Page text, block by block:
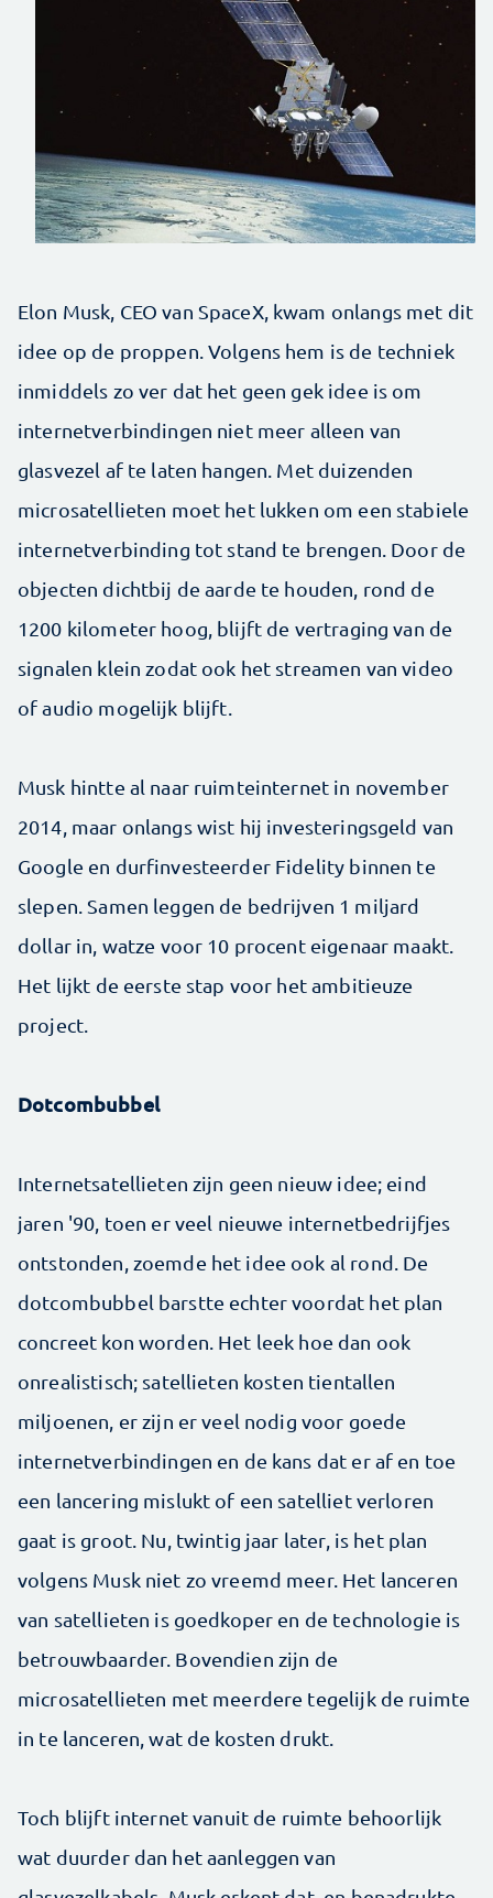
Elon Musk, CEO van SpaceX, kwam onlangs met dit
idee op de proppen. Volgens hem is de techniek
inmiddels zo ver dat het geen gek idee is om
internetverbindingen niet meer alleen van
glasvezel af te laten hangen. Met duizenden
microsatellieten moet het lukken om een stabiele
internetverbinding tot stand te brengen. Door de
objecten dichtbij de aarde te houden, rond de
1200 kilometer hoog, blijft de vertraging van de
signalen klein zodat ook het streamen van video
of audio mogelijk blijft.
Musk hintte al naar ruimteinternet in november
2014, maar onlangs wist hij investeringsgeld van
Google en durfinvesteerder Fidelity binnen te
slepen. Samen leggen de bedrijven 1 miljard
dollar in, watze voor 10 procent eigenaar maakt.
Het lijkt de eerste stap voor het ambitieuze
project.
Dotcombubbel
Internetsatellieten zijn geen nieuw idee; eind
jaren '90, toen er veel nieuwe internetbedrijfjes
ontstonden, zoemde het idee ook al rond. De
dotcombubbel barstte echter voordat het plan
concreet kon worden. Het leek hoe dan ook
onrealistisch; satellieten kosten tientallen
miljoenen, er zijn er veel nodig voor goede
internetverbindingen en de kans dat er af en toe
een lancering mislukt of een satelliet verloren
gaat is groot. Nu, twintig jaar later, is het plan
volgens Musk niet zo vreemd meer. Het lanceren
van satellieten is goedkoper en de technologie is
betrouwbaarder. Bovendien zijn de
microsatellieten met meerdere tegelijk de ruimte
in te lanceren, wat de kosten drukt.
Toch blijft internet vanuit de ruimte behoorlijk
wat duurder dan het aanleggen van